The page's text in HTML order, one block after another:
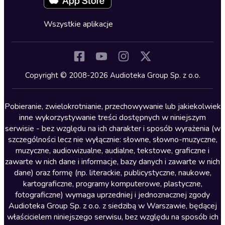
Kryminały
Lektury szkolne
Literatura anglojęzyczna
Literatura faktu
Literatura obyczajowa
Literatura piękna obca
Literatura piękna polska
Nagrania relaksacyjne
Nauka języków
Cykle audiobooków
Wszystkie aplikacje
Copyright © 2008-2026 Audioteka Group Sp. z o.o.
Pobieranie, zwielokrotnianie, przechowywanie lub jakiekolwiek
inne wykorzystywanie treści dostępnych w niniejszym
serwisie - bez względu na ich charakter i sposób wyrażenia (w
szczególności lecz nie wyłącznie: słowne, słowno-muzyczne,
muzyczne, audiowizualne, audialne, tekstowe, graficzne i
zawarte w nich dane i informacje, bazy danych i zawarte w nich
dane) oraz formę (np. literackie, publicystyczne, naukowe,
kartograficzne, programy komputerowe, plastyczne,
fotograficzne) wymaga uprzedniej i jednoznacznej zgody
Audioteka Group Sp. z o.o. z siedzibą w Warszawie, będącej
właścicielem niniejszego serwisu, bez względu na sposób ich